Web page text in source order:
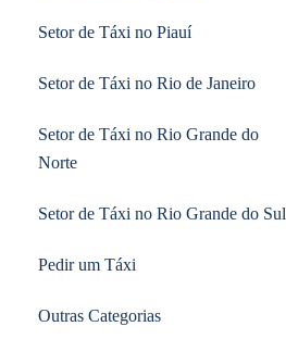
Setor de Táxi no Piauí
Setor de Táxi no Rio de Janeiro
Setor de Táxi no Rio Grande do
Norte
Setor de Táxi no Rio Grande do Sul
Pedir um Táxi
Outras Categorias